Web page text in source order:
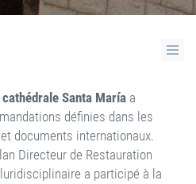
cathédrale Santa María a
définies dans les
documents internationaux.
Directeur de Restauration
a participé à la